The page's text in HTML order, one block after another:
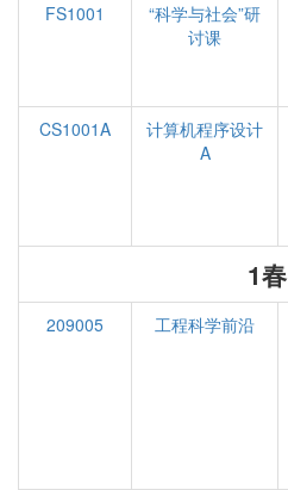
FS1001
“科学与社会”研
讨课
CS1001A
计算机程序设计
A
1春
209005 工程科学前沿